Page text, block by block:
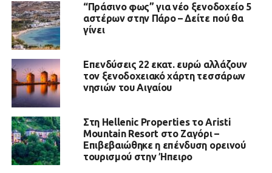
“Πράσινο φως” για νέο ξενοδοχείο 5
αστέρων στην Πάρο – Δείτε πού θα
γίνει
Επενδύσεις 22 εκατ. ευρώ αλλάζουν
τον ξενοδοχειακό χάρτη τεσσάρων
νησιών του Αιγαίου
Στη Hellenic Properties το Aristi
Mountain Resort στο Ζαγόρι –
Επιβεβαιώθηκε η επένδυση ορεινού
τουρισμού στην Ήπειρο